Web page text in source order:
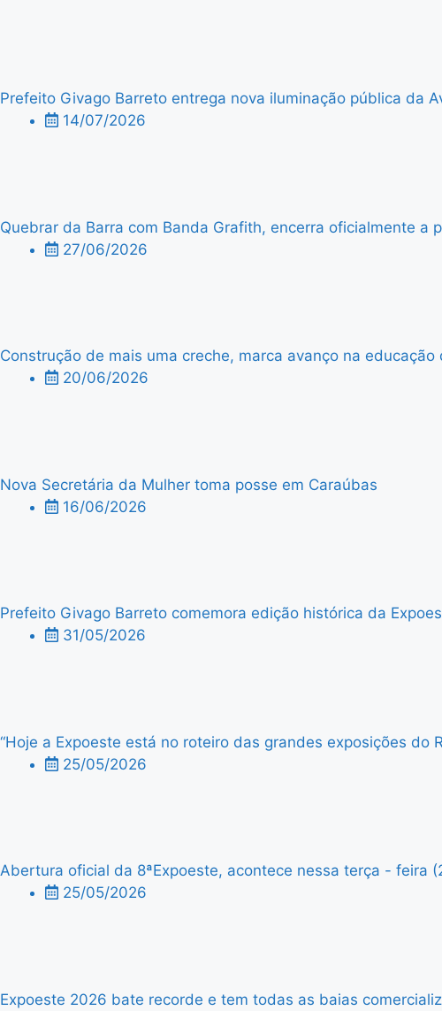
Prefeito Givago Barreto entrega nova iluminação pública da
14/07/2026
Quebrar da Barra com Banda Grafith, encerra oficialmente a
27/06/2026
Construção de mais uma creche, marca avanço na educação
20/06/2026
Nova Secretária da Mulher toma posse em Caraúbas
16/06/2026
Prefeito Givago Barreto comemora edição histórica da
31/05/2026
“Hoje a Expoeste está no roteiro das grandes exposições do
25/05/2026
Abertura oficial da 8ªExpoeste, acontece nessa terça - feira
25/05/2026
Expoeste 2026 bate recorde e tem todas as baias